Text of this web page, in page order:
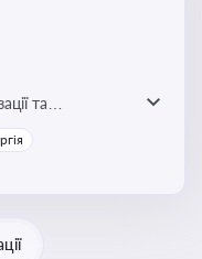
та
та послуг за